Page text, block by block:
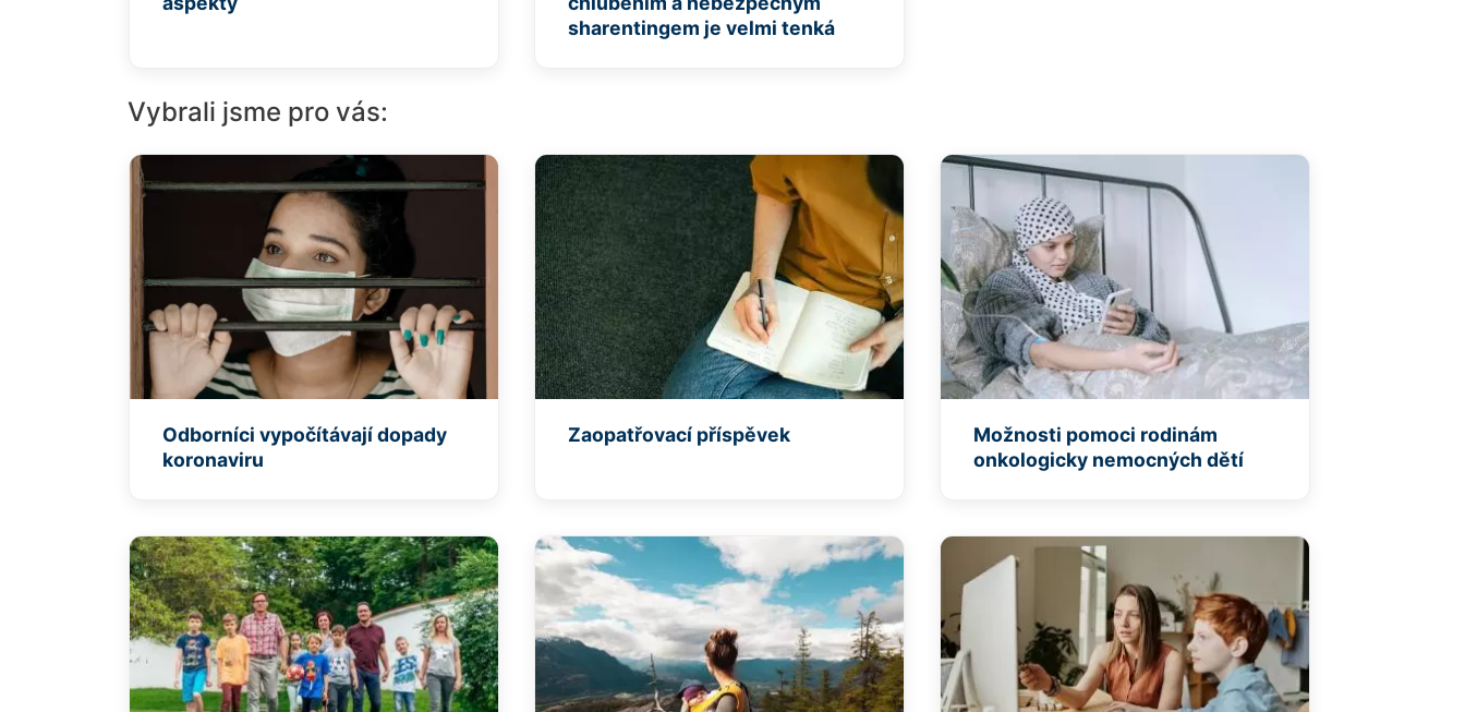
sharentingem je velmi tenká
Vybrali jsme pro vás:
Odborníci vypočítávají dopady
koronaviru
Zaopatřovací příspěvek
Možnosti pomoci rodinám
onkologicky nemocných dětí